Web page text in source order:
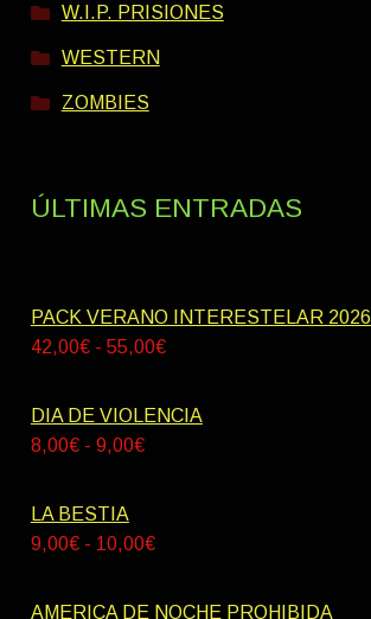
W.I.P. PRISIONES
WESTERN
ZOMBIES
ÚLTIMAS ENTRADAS
PACK VERANO INTERESTELAR 2026
42,00€ - 55,00€Rango
precios:
DIA DE VIOLENCIA
8,00€ - 9,00€Rango
desde
LA BESTIA
9,00€ - 10,00€Rango
precios:
AMERICA DE NOCHE PROHIBIDA